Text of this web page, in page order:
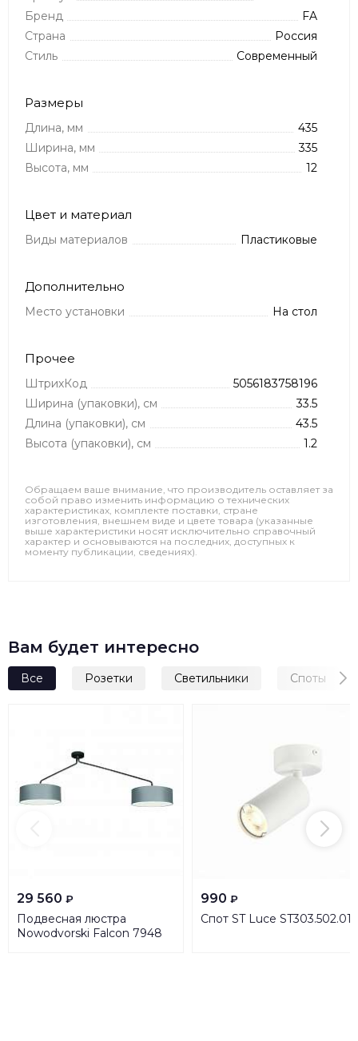
Бренд
FA
Страна
Россия
Стиль
Современный
Размеры
Длина, мм
435
Ширина, мм
335
Высота, мм
12
Цвет и материал
Виды материалов Пластиковые
Дополнительно
Место установки На стол
Прочее
ШтрихКод
5056183758196
Ширина (упаковки), см
33.5
Длина (упаковки), см
43.5
Высота (упаковки), см
1.2
Обращаем ваше внимание, что производитель оставляет за
собой право изменить информацию о технических
характеристиках, комплекте поставки, стране
изготовления, внешнем виде и цвете товара (указанные
выше характеристики носят исключительно справочный
характер и основываются на последних, доступных к
моменту публикации, сведениях).
Вам будет интересно
Все Розетки Светильники Споты
29 560 ₽
Подвесная люстра
Nowodvorski Falcon 7948
990 ₽
Спот ST Luce ST303.502.01